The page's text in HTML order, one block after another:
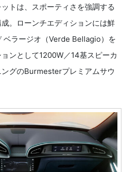
トは、スポーティさを強調する
。ローンチエディションには鮮
ベラージオ（Verde Bellagio）を
ンとして1200W／14基スピーカ
グのBurmesterプレミアムサウ